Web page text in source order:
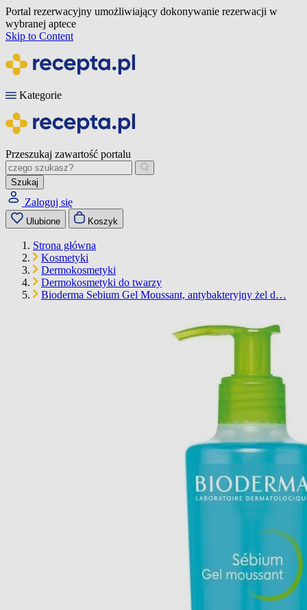
Portal rezerwacyjny umożliwiający dokonywanie rezerwacji w
wybranej aptece
Skip to Content
Kategorie
Przeszukaj zawartość portalu
Szukaj
Zaloguj się
Ulubione Koszyk
Strona główna
Kosmetyki
Dermokosmetyki
Dermokosmetyki do twarzy
Bioderma Sebium Gel Moussant, antybakteryjny żel d…